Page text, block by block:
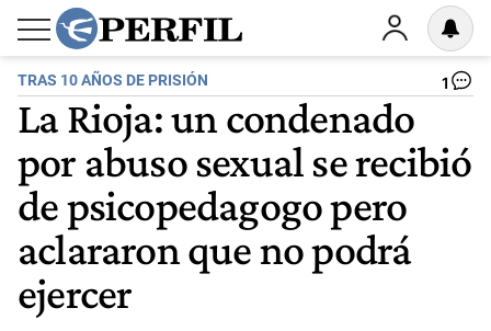
TRAS 10 AÑOS DE PRISIÓN 1
La Rioja: un condenado
por abuso sexual se recibió
de psicopedagogo pero
aclararon que no podrá
ejercer